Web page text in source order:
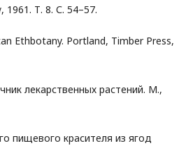
Т. 8. С. 54–57.
Ethbotany. Portland, Timber Press,
лекарственных растений. М.,
пищевого красителя из ягод